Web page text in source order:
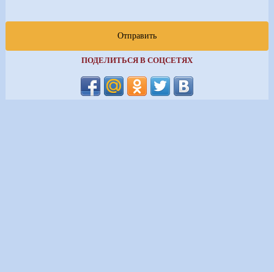
Отправить
ПОДЕЛИТЬСЯ В СОЦСЕТЯХ